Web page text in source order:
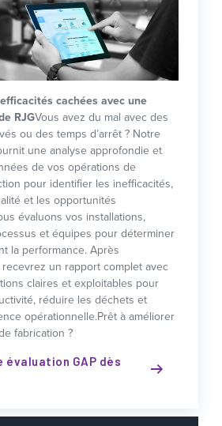
cachées avec une
RJGVous avez du mal avec des
ou des temps d’arrêt ? Notre
une analyse approfondie et
de vos opérations de
pour identifier les inefficacités,
et les opportunités
évaluons vos installations,
et équipes pour déterminer
la performance. Après
recevrez un rapport complet avec
claires et exploitables pour
réduire les déchets et
opérationnelle.Prêt à améliorer
fabrication ?
GAP dès